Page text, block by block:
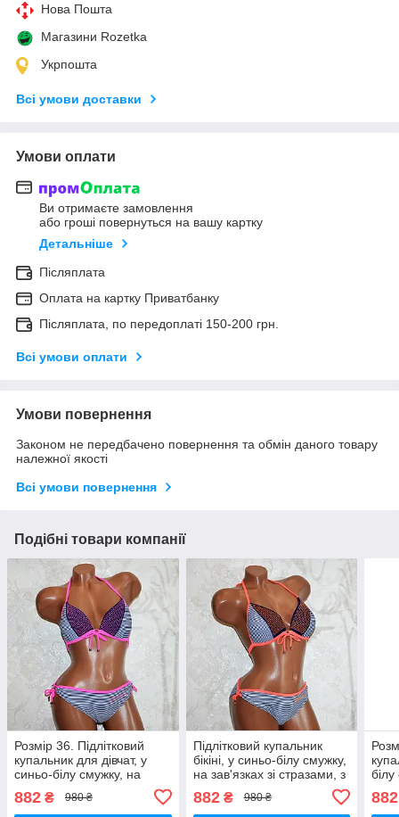
Нова Пошта
Магазини Rozetka
Укрпошта
Всі умови доставки
Умови оплати
Ви отримаєте замовлення
або гроші повернуться на вашу картку
Детальніше
Післяплата
Оплата на картку Приватбанку
Післяплата, по передоплаті 150-200 грн.
Всі умови оплати
Умови повернення
Законом не передбачено повернення та обмін даного товару
належної якості
Всі умови повернення
Подібні товари компанії
Розмір 36. Підлітковий
купальник для дівчат, у
синьо-білу смужку, на
стразами, з пушапом
882 ₴ 980 ₴
Підлітковий купальник
бікіні, у синьо-білу смужку,
на зав'язках зі стразами, з
882₴ 980 ₴ 882